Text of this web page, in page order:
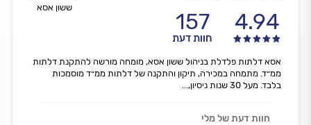
ששון אסא
4.94
157
חוות דעת
אסא דלתות פלדלת בניהול ששון אסא, מומחה מורשה להתקנת דלתות
ממ״ד. מתמחה במכירה, תיקון והתקנה של דלתות ממ״ד מוסמכות
בלבד. מעל 30 שנות ניסיון,...
חוות דעת של מלי